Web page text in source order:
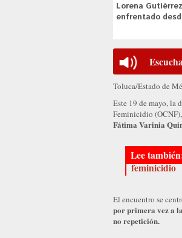
Lorena
enfrentado
Toluca/Estado de
Este 19 de mayo, la
Feminicidio (OCNF),
Fátima Varinia
feminicidio
El encuentro se
por primera vez a
no repetición.